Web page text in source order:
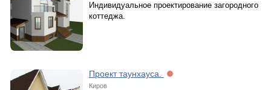
Индивидуальное проектирование загородного
коттеджа.
Проект таунхауса.
Киров